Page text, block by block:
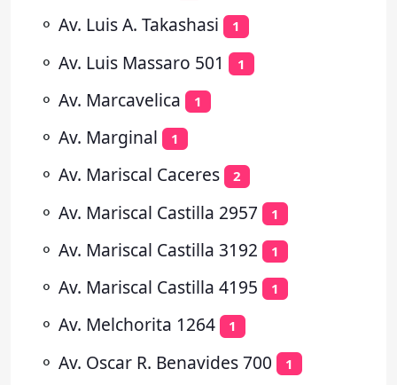
⚬ Av. Luis A. Takashasi 1
⚬ Av. Luis Massaro 501 1
⚬ Av. Marcavelica 1
⚬ Av. Marginal 1
⚬ Av. Mariscal Caceres 2
⚬ Av. Mariscal Castilla 2957 1
⚬ Av. Mariscal Castilla 3192 1
⚬ Av. Mariscal Castilla 4195 1
⚬ Av. Melchorita 1264 1
⚬ Av. Oscar R. Benavides 700 1